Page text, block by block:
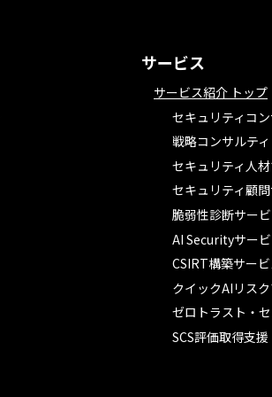
サービス
サービス紹介 トップ
セキュリティコ
戦略コンサルテ
セキュリティ人
セキュリティ顧
脆弱性診断サー
AI Securityサー
CSIRT構築サー
クイックAIリス
ゼロトラスト・
SCS評価取得支援